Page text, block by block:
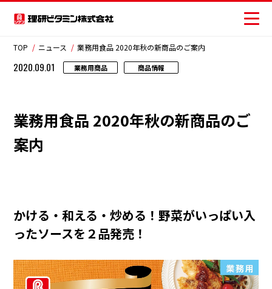
ニュース
お問い合わせ
レシピ
おいしさの提案
安全・安心への取り組み
TOP ニュース 業務用食品 2020年秋の新商品のご案内
2020.09.01 業務用商品 商品情報
業務用食品 2020年秋の新商品のご
案内
かける・和える・炒める！野菜がいっぱい入
ったソースを２品発売！